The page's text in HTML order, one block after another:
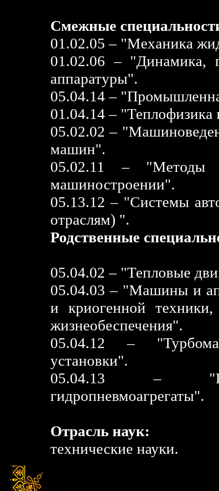
Смежные
01.02.05 – "Механика
01.02.06 – "Динамика,
аппаратуры".
05.04.14 –
01.04.14 – "Теплофизика
05.02.02 –
машин".
05.02.11 – "Методы
машиностроении".
05.13.12 – "Системы
отраслям) ".
Родственные
05.04.02 – "Тепловые
05.04.03 – "Машины и
и криогенной
жизнеобеспечения".
05.04.12 –
установки".
05.04.13 –
гидропневмоагрегаты".
Отрасль наук:
технические науки.